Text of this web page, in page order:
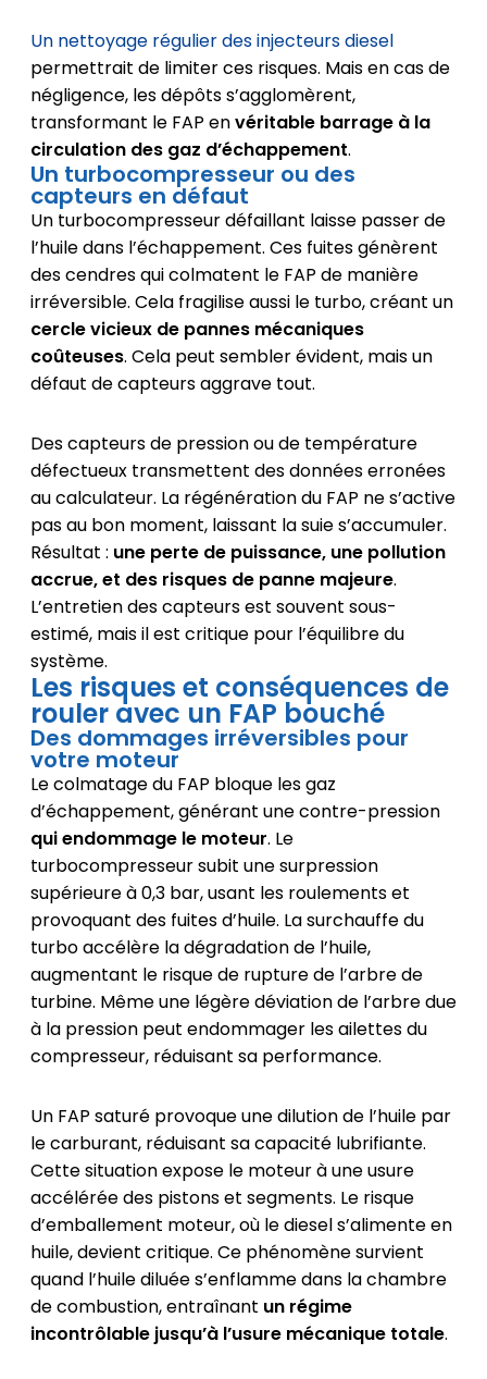
Un nettoyage régulier des injecteurs diesel
permettrait de limiter ces risques. Mais en cas de
négligence, les dépôts s’agglomèrent,
transformant le FAP envéritable barrage à la
circulation des gaz d’échappement.
Un turbocompresseur ou des
capteurs en défaut
Un turbocompresseur défaillant laisse passer de
l’huile dans l’échappement. Ces fuites génèrent
des cendres qui colmatent le FAP de manière
irréversible. Cela fragilise aussi le turbo, créant un
cercle vicieux de pannes mécaniques
coûteuses. Cela peut sembler évident, mais un
défaut de capteurs aggrave tout.
Des capteurs de pression ou de température
défectueux transmettent des données erronées
au calculateur. La régénération du FAP ne s’active
pas au bon moment, laissant la suie s’accumuler.
Résultat : une perte de puissance, une pollution
accrue, et des risques de panne majeure.
L’entretien des capteurs est souvent sous-
estimé, mais il est critique pour l’équilibre du
système.
Les risques et conséquences de
rouler avec un FAP bouché
Des dommages irréversibles pour
votre moteur
Le colmatage du FAP bloque les gaz
d’échappement, générant une contre-pression
qui endommage le moteur. Le
turbocompresseur subit une surpression
supérieure à 0,3 bar, usant les roulements et
provoquant des fuites d’huile. La surchauffe du
turbo accélère la dégradation de l’huile,
augmentant le risque de rupture de l’arbre de
turbine. Même une légère déviation de l’arbre due
à la pression peut endommager les ailettes du
compresseur, réduisant sa performance.
Un FAP saturé provoque une dilution de l’huile par
le carburant, réduisant sa capacité lubrifiante.
Cette situation expose le moteur à une usure
accélérée des pistons et segments. Le risque
d’emballement moteur, où le diesel s’alimente en
huile, devient critique. Ce phénomène survient
quand l’huile diluée s’enflamme dans la chambre
de combustion, entraînant un régime
incontrôlable jusqu’à l’usure mécanique totale.